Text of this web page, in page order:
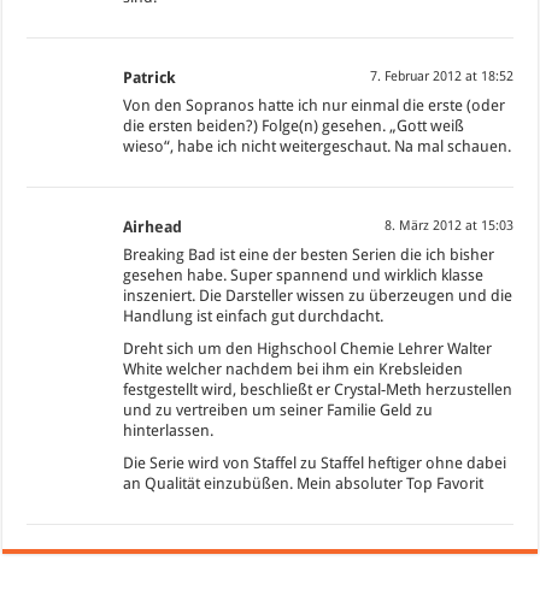
Patrick 7. Februar 2012 at 18:52
Von den Sopranos hatte ich nur einmal die erste (oder
die ersten beiden?) Folge(n) gesehen. „Gott weiß
wieso“, habe ich nicht weitergeschaut. Na mal schauen.
Airhead 8. März 2012 at 15:03
Breaking Bad ist eine der besten Serien die ich bisher
gesehen habe. Super spannend und wirklich klasse
inszeniert. Die Darsteller wissen zu überzeugen und die
Handlung ist einfach gut durchdacht.
Dreht sich um den Highschool Chemie Lehrer Walter
White welcher nachdem bei ihm ein Krebsleiden
festgestellt wird, beschließt er Crystal-Meth herzustellen
und zu vertreiben um seiner Familie Geld zu
hinterlassen.
Die Serie wird von Staffel zu Staffel heftiger ohne dabei
an Qualität einzubüßen. Mein absoluter Top Favorit